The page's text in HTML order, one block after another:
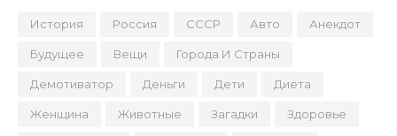
История Россия СССР Авто Анекдот
Будущее Вещи Города И Страны
Демотиватор Деньги Дети Диета
Женщина Животные Загадки Здоровье